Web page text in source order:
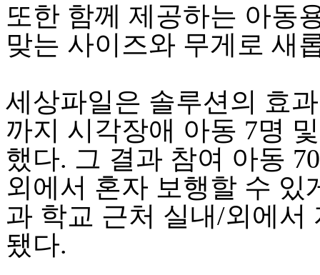
또한 함께 제공하는 아동
맞는 사이즈와 무게로 새
세상파일은 솔루션의 효
까지 시각장애 아동 7명
했다. 그 결과 참여 아동
외에서 혼자 보행할 수 있
과 학교 근처 실내/외에서
됐다.